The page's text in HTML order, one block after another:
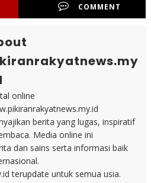
COMMENT
online
berita yang lugas, inspiratif
Media online ini
dan sains serta informasi baik
terupdate untuk semua usia.